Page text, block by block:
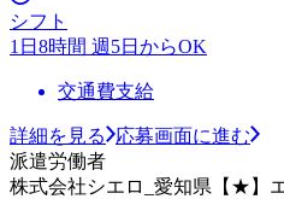
シフト
1日8時間 週5日からOK
交通費支給
詳細を見る
応募画面に進む
派遣労働者
株式会社シエロ_愛知県【★】